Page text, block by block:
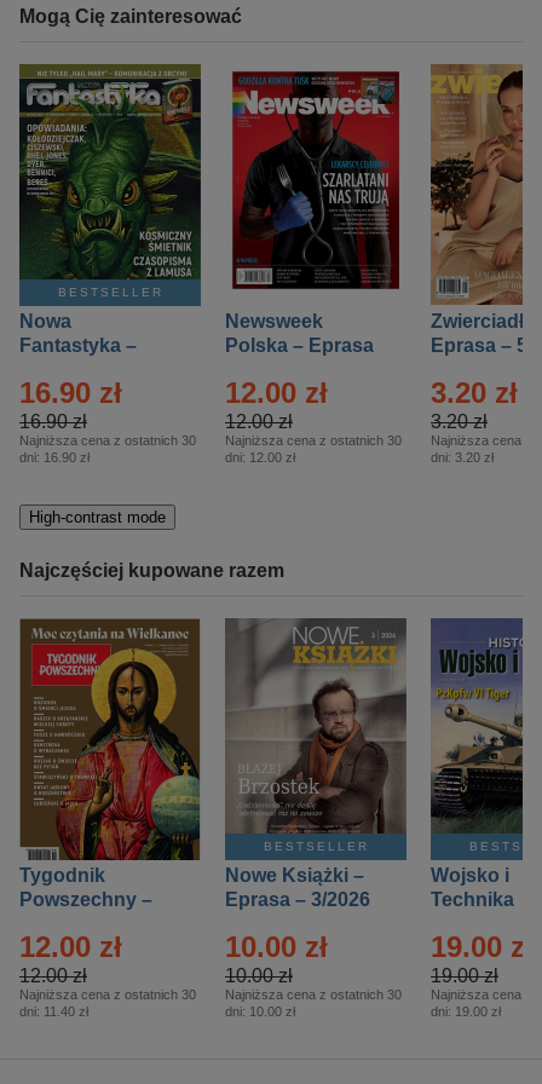
Mogą Cię zainteresować
BESTSELLER
Nowa
Fantastyka –
16.90 zł
16.90 zł
Najniższa cena z ostatnich 30
dni: 16.90 zł
Newsweek
Polska – Eprasa
12.00 zł
12.00 zł
Najniższa cena z ostatnich 30
dni: 12.00 zł
Zwierciadło
Eprasa – 5/
3.20 zł
3.20 zł
Najniższa cena z
dni: 3.20 zł
High-contrast mode
Najczęściej kupowane razem
Tygodnik
Powszechny –
12.00 zł
12.00 zł
Najniższa cena z ostatnich 30
dni: 11.40 zł
BESTSELLER
Nowe Książki –
Eprasa – 3/2026
10.00 zł
10.00 zł
Najniższa cena z ostatnich 30
dni: 10.00 zł
Wojsko i
Technika
– 2/2026
19.00 zł
19.00 zł
Najniższa cena z
dni: 19.00 zł